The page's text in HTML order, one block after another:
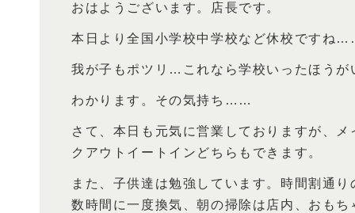
おはようございます。店長です。
本日より全国小学校中学校など休校ですね
我が子もポツリ…これなら学校いったほう
わかります。その気持ち……
さて、本日も元気に営業しておりますが、
クアウトイートインどちらもできます。
また、子供達は勉強しています。時間割通り
数時間に一度換気、朝の掃除は店内、おもち